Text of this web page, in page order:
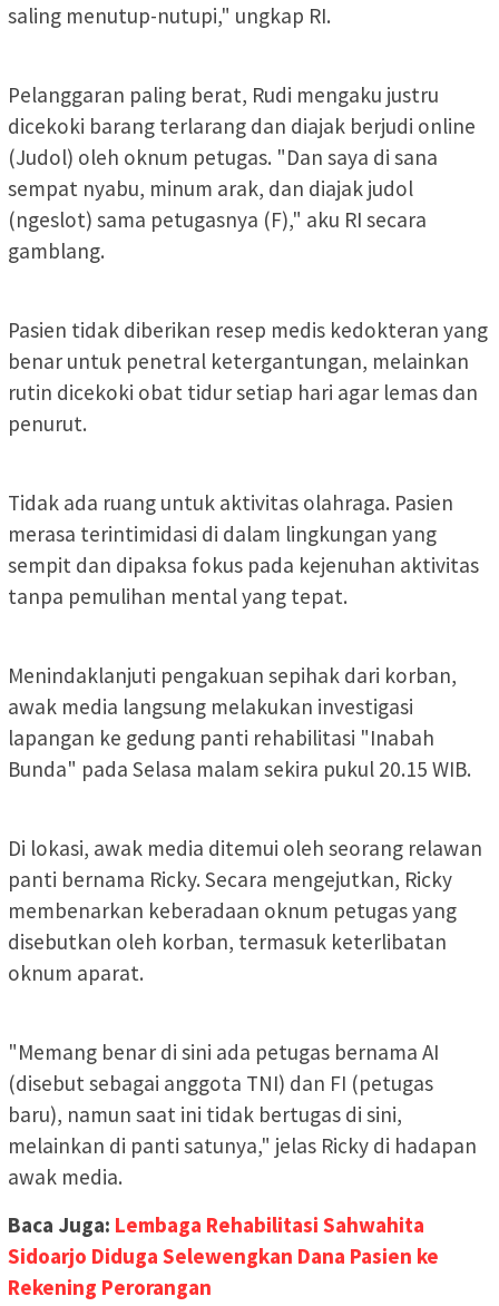
saling menutup-nutupi," ungkap RI.
Pelanggaran paling berat, Rudi mengaku justru
dicekoki barang terlarang dan diajak berjudi online
(Judol) oleh oknum petugas. "Dan saya di sana
sempat nyabu, minum arak, dan diajak judol
(ngeslot) sama petugasnya (F)," aku RI secara
gamblang.
Pasien tidak diberikan resep medis kedokteran yang
benar untuk penetral ketergantungan, melainkan
rutin dicekoki obat tidur setiap hari agar lemas dan
penurut.
Tidak ada ruang untuk aktivitas olahraga. Pasien
merasa terintimidasi di dalam lingkungan yang
sempit dan dipaksa fokus pada kejenuhan aktivitas
tanpa pemulihan mental yang tepat.
Menindaklanjuti pengakuan sepihak dari korban,
awak media langsung melakukan investigasi
lapangan ke gedung panti rehabilitasi "Inabah
Bunda" pada Selasa malam sekira pukul 20.15 WIB.
Di lokasi, awak media ditemui oleh seorang relawan
panti bernama Ricky. Secara mengejutkan, Ricky
membenarkan keberadaan oknum petugas yang
disebutkan oleh korban, termasuk keterlibatan
oknum aparat.
"Memang benar di sini ada petugas bernama AI
(disebut sebagai anggota TNI) dan FI (petugas
baru), namun saat ini tidak bertugas di sini,
melainkan di panti satunya," jelas Ricky di hadapan
awak media.
Baca Juga: Lembaga Rehabilitasi Sahwahita
Sidoarjo Diduga Selewengkan Dana Pasien ke
Rekening Perorangan